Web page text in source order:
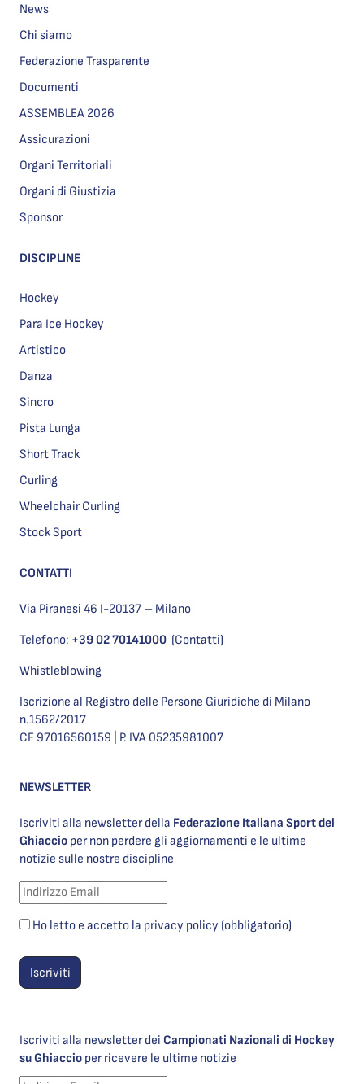
News
Chi siamo
Federazione Trasparente
Documenti
ASSEMBLEA 2026
Assicurazioni
Organi Territoriali
Organi di Giustizia
Sponsor
DISCIPLINE
Hockey
Para Ice Hockey
Artistico
Danza
Sincro
Pista Lunga
Short Track
Curling
Wheelchair Curling
Stock Sport
CONTATTI
Via Piranesi 46 I-20137 – Milano
Telefono: +39 02 70141000 (Contatti)
Whistleblowing
Iscrizione al Registro delle Persone Giuridiche di Milano
n.1562/2017
CF 97016560159 | P. IVA 05235981007
NEWSLETTER
Iscriviti alla newsletter della Federazione Italiana Sport del
Ghiaccio per non perdere gli aggiornamenti e le ultime
notizie sulle nostre discipline
Ho letto e accetto la privacy policy (obbligatorio)
Iscriviti alla newsletter dei Campionati Nazionali di Hockey
su Ghiaccio per ricevere le ultime notizie